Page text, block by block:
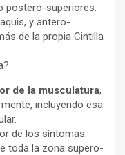
postero-superiores:
y antero-
de la propia Cintilla
de la musculatura,
incluyendo esa
de los síntomas:
toda la zona supero-